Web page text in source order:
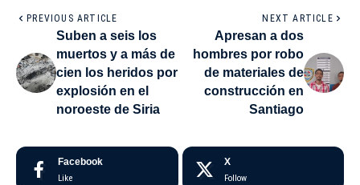
PREVIOUS ARTICLE
Suben a seis los
muertos y a más de
cien los heridos por
explosión en el
noroeste de Siria
NEXT ARTICLE
Apresan a dos
hombres por robo
de materiales de
construcción en
Santiago
Facebook
Like
X
Follow